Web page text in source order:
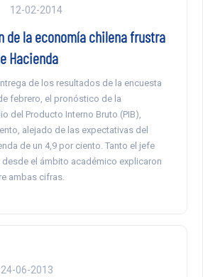
12-02-2014
de la economía chilena frustra
Hacienda
de los resultados de la encuesta
febrero, el pronóstico de la
del Producto Interno Bruto (PIB),
alejado de las expectativas del
de un 4,9 por ciento. Tanto el jefe
desde el ámbito académico explicaron
ambas cifras.
24-06-2013